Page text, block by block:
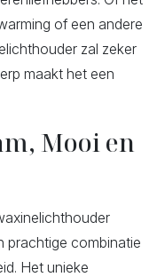
of een andere
zal zeker
maakt het een
Mooi en
prachtige combinatie
Het unieke